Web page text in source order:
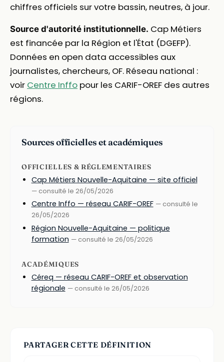
chiffres officiels sur votre bassin, neutres, à jour.
Source d'autorité institutionnelle. Cap Métiers
est financée par la Région et l'État (DGEFP).
Données en open data accessibles aux
journalistes, chercheurs, OF. Réseau national :
voir Centre Inffo pour les CARIF-OREF des autres
régions.
Sources officielles et académiques
OFFICIELLES & RÉGLEMENTAIRES
Cap Métiers Nouvelle-Aquitaine — site officiel
— consulté le 26/05/2026
Centre Inffo — réseau CARIF-OREF — consulté le
26/05/2026
Région Nouvelle-Aquitaine — politique
formation — consulté le 26/05/2026
ACADÉMIQUES
Céreq — réseau CARIF-OREF et observation
régionale — consulté le 26/05/2026
PARTAGER CETTE DÉFINITION